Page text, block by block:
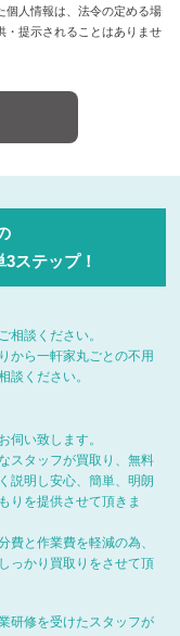
個人情報は、法令の定める場
・提示されることはありませ
ステップ！
相談ください。
から一軒家丸ごとの不用
談ください。
伺い致します。
スタッフが買取り、無料
説明し安心、簡単、明朗
りを提供させて頂きま
費と作業費を軽減の為、
っかり買取りをさせて頂
研修を受けたスタッフが